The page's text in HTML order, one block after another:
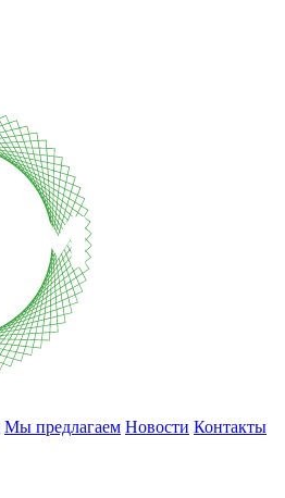
Мы предлагаем Новости Контакты